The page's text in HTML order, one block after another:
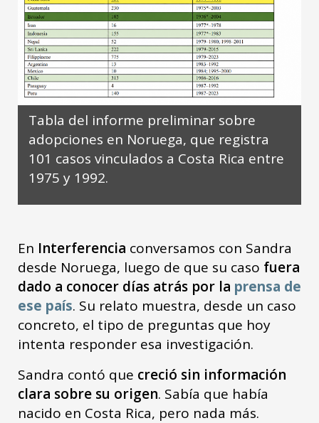
Tabla del informe preliminar sobre
adopciones en Noruega, que registra
101 casos vinculados a Costa Rica entre
1975 y 1992.
En Interferencia conversamos con Sandra
desde Noruega, luego de que su caso fuera
dado a conocer días atrás por la prensa de
ese país. Su relato muestra, desde un caso
concreto, el tipo de preguntas que hoy
intenta responder esa investigación.
Sandra contó que creció sin información
clara sobre su origen. Sabía que había
nacido en Costa Rica, pero nada más.